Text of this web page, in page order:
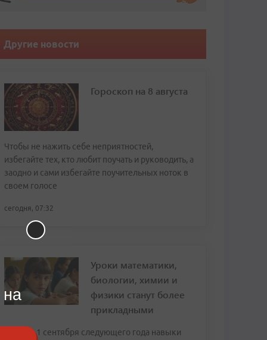
Другие новости
Гороскоп на 8 августа
Чтобы не нажить себе неприятностей,
избегайте тех, кто любит поучать и руководить, а
заодно и сами избегайте поучительных ноток в
своем голосе
сегодня, 07:32
Уроки математики,
биологии, химии и
физики станут более
прикладными
Также с 1 сентября следующего года навыки